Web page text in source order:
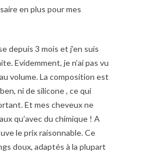
en plus pour mes
depuis 3 mois et j’en suis
Evidemment, je n’ai pas vu
volume. La composition est
ni de silicone , ce qui
Et mes cheveux ne
qu’avec du chimique ! A
le prix raisonnable. Ce
doux, adaptés à la plupart